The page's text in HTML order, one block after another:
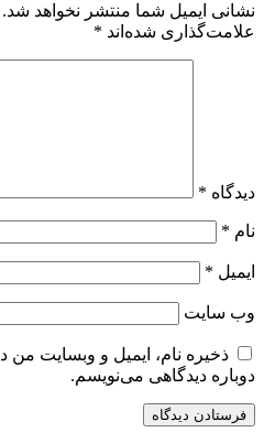
نشانی ایمیل شما منتشر نخواهد شد.
علامت‌گذاری شده‌اند *
دیدگاه *
نام *
ایمیل *
وب‌ سایت
ذخیره نام، ایمیل و وبسایت من
دوباره دیدگاهی می‌نویسم.